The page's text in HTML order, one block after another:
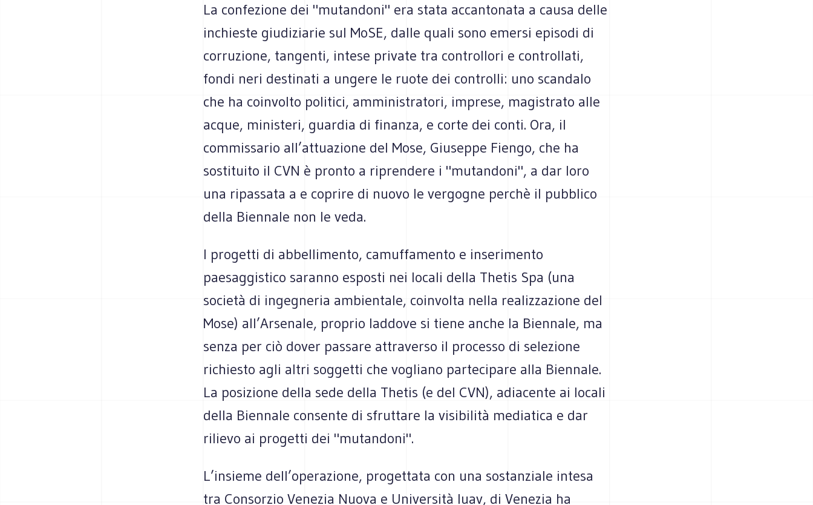
La confezione dei "mutandoni" era stata accantonata a causa delle
inchieste giudiziarie sul MoSE, dalle quali sono emersi episodi di
corruzione, tangenti, intese private tra controllori e controllati,
fondi neri destinati a ungere le ruote dei controlli: uno scandalo
che ha coinvolto politici, amministratori, imprese, magistrato alle
acque, ministeri, guardia di finanza, e corte dei conti. Ora, il
commissario all’attuazione del Mose, Giuseppe Fiengo, che ha
sostituito il CVN è pronto a riprendere i "mutandoni", a dar loro
una ripassata a e coprire di nuovo le vergogne perchè il pubblico
della Biennale non le veda.
I progetti di abbellimento, camuffamento e inserimento
paesaggistico saranno esposti nei locali della Thetis Spa (una
società di ingegneria ambientale, coinvolta nella realizzazione del
Mose) all’Arsenale, proprio laddove si tiene anche la Biennale, ma
senza per ciò dover passare attraverso il processo di selezione
richiesto agli altri soggetti che vogliano partecipare alla Biennale.
La posizione della sede della Thetis (e del CVN), adiacente ai locali
della Biennale consente di sfruttare la visibilità mediatica e dar
rilievo ai progetti dei "mutandoni".
L’insieme dell’operazione, progettata con una sostanziale intesa
tra Consorzio Venezia Nuova e Università Iuav, di Venezia ha